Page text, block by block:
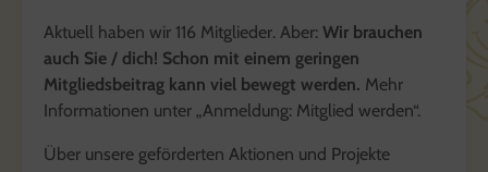
Aktuell haben wir 116 Mitglieder. Aber: Wir brauchen
auch Sie / dich! Schon mit einem geringen
Mitgliedsbeitrag kann viel bewegt werden. Mehr
Informationen unter „Anmeldung: Mitglied werden“.
Über unsere geförderten Aktionen und Projekte